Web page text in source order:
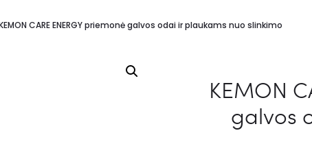
CARE ENERGY priemonė galvos odai ir plaukams nuo slinkimo
KEMON
galvos